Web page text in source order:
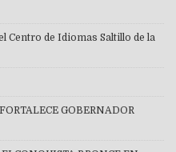
Centro de Idiomas Saltillo de la
GOBERNADOR